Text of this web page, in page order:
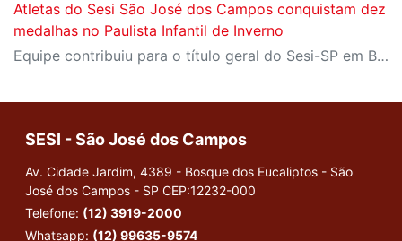
Atletas do Sesi São José dos Campos conquistam dez
medalhas no Paulista Infantil de Inverno
Equipe contribuiu para o título geral do Sesi-SP em Bauru
SESI - São José dos Campos
Av. Cidade Jardim, 4389 - Bosque dos Eucaliptos - São
José dos Campos - SP CEP:12232-000
Telefone: (12) 3919-2000
Whatsapp: (12) 99635-9574